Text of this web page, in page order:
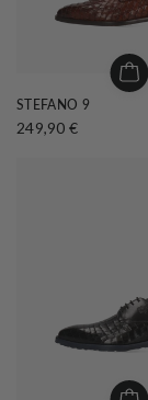
STEFANO 9
249,90 €